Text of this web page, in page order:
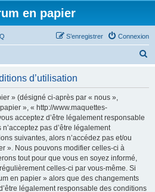
en papier
Connexion
S’enregistrer
d’utilisation
» (désigné ci-après par « nous »,
», « http://www.maquettes-
acceptez d’être légalement responsable
pas d’être légalement
suivantes, alors n’accédez pas et/ou
». Nous pouvons modifier celles-ci à
tout pour que vous en soyez informé,
celles-ci par vous-même. Si
en papier » alors que des changements
légalement responsable des conditions